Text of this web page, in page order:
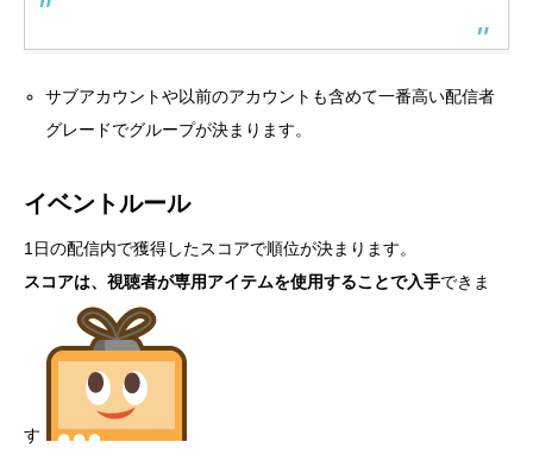
サブアカウントや以前のアカウントも含めて一番高い配信者
グレードでグループが決まります。
イベントルール
1日の配信内で獲得したスコアで順位が決まります。
スコアは、視聴者が専用アイテムを使用することで入手できま
す